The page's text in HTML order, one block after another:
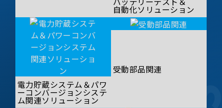
自動化ソリューション
電力貯蔵システム＆パワ
ーコンバージョンシステ
ム関連ソリューション
受動部品関連